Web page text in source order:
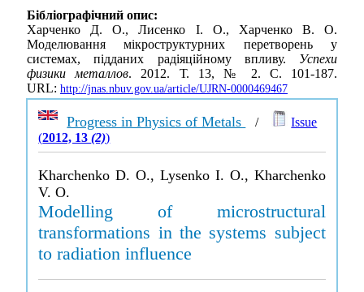
Бібліографічний опис:
Харченко Д. О., Лисенко І. О., Харченко В. О.
Моделювання мікроструктурних перетворень у
системах, підданих радіяційному впливу. Успехи
физики металлов. 2012. Т. 13, № 2. С. 101-187.
URL: http://jnas.nbuv.gov.ua/article/UJRN-0000469467
Progress in Physics of Metals /
Issue
(2012, 13(2))
Kharchenko D. O., Lysenko I. O., Kharchenko
V. O.
Modelling of microstructural
transformations in the systems subject
to radiation influence